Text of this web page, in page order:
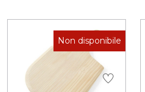
Non disponibile